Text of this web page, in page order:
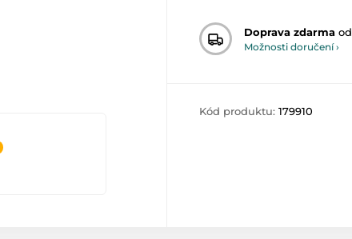
Doprava zdarma od
Možnosti doručení ›
Kód produktu: 179910